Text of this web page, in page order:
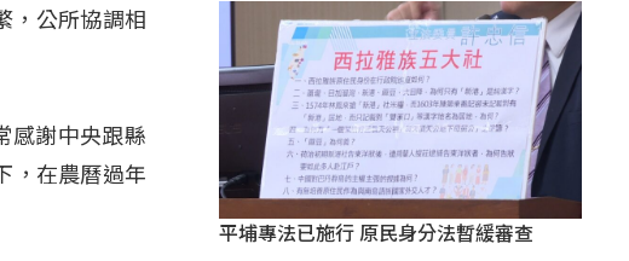
，公所協調相
感謝中央跟縣
，在農曆過年
平埔專法已施行 原民身分法暫緩審查